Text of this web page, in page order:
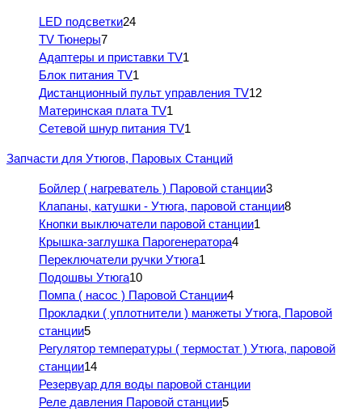
LED подсветки24
TV Тюнеры7
Адаптеры и приставки TV1
Блок питания TV1
Дистанционный пульт управления TV12
Материнская плата TV1
Сетевой шнур питания TV1
Запчасти для Утюгов, Паровых Станций
Бойлер ( нагреватель ) Паровой станции3
Клапаны, катушки - Утюга, паровой станции8
Кнопки выключатели паровой станции1
Крышка-заглушка Парогенератора4
Переключатели ручки Утюга1
Подошвы Утюга10
Помпа ( насос ) Паровой Станции4
Прокладки ( уплотнители ) манжеты Утюга, Паровой
станции5
Регулятор температуры ( термостат ) Утюга, паровой
станции14
Резервуар для воды паровой станции
Реле давления Паровой станции5